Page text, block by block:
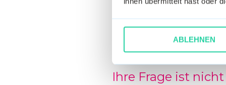
ABLEHNEN
Was bedeuten
Ihre Frage ist